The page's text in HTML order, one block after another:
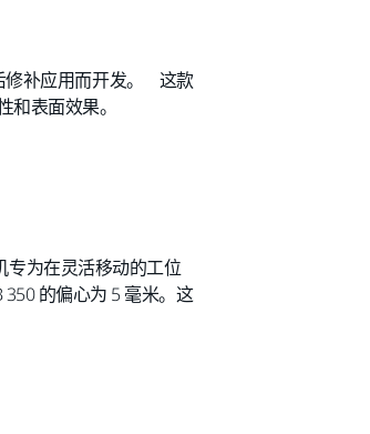
修补应用而开发。 这款
表面效果。
专为在灵活移动的工位
350 的偏心为 5 毫米。这